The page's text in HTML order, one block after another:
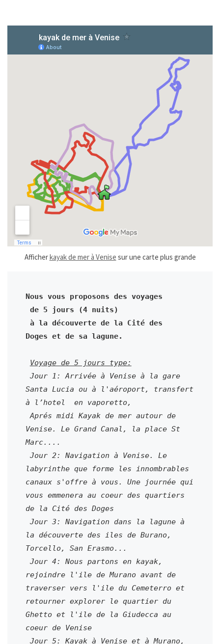
Afficherkayak de mer à Venise sur une carte plus grande
Nous vous proposons des voyages
Doges et de sa lagune.
Voyage de 5 jours type:
Santa Lucia ou à l'aéroport, transfert
à l’hotel  en vaporetto,
Venise. Le Grand Canal, la place St
Marc....
labyrinthe que forme les innombrables
canaux s'offre à vous. Une journée qui
vous emmenera au coeur des quartiers
de la Cité des Doges
la découverte des iles de Burano,
Torcello, San Erasmo...
rejoindre l'ile de Murano avant de
traverser vers l'ile du Cemeterro et
retourner explorer le quartier du
Ghetto et l'ile de la Giudecca au
coeur de Venise